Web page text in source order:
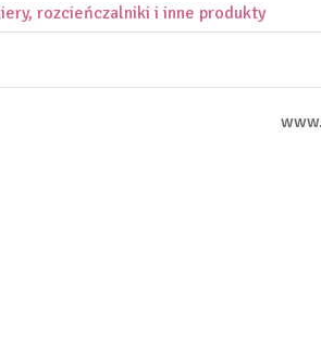
rozcieńczalniki i inne produkty